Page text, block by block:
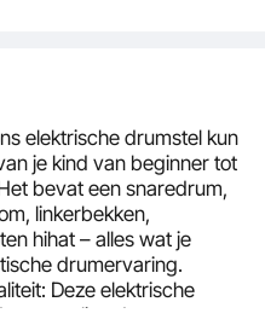
elektrische drumstel kun
je kind van beginner tot
bevat een snaredrum,
linkerbekken,
hihat – alles wat je
drumervaring.
Deze elektrische
live drummen,